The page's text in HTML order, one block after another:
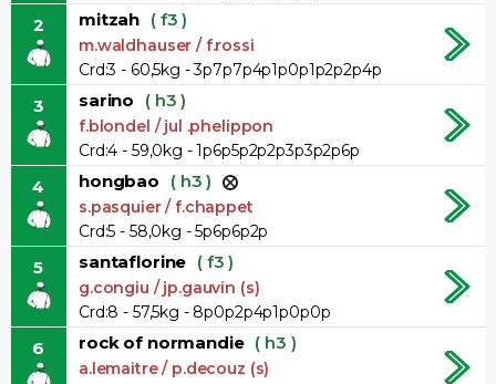
2 mitzah ( f3 )
m.waldhauser / f.rossi
Crd:3 - 60,5kg - 3p7p7p4p1p0p1p2p2p4p
3 sarino ( h3 )
f.blondel / jul .phelippon
Crd:4 - 59,0kg - 1p6p5p2p2p3p3p2p6p
4 hongbao ( h3 )
s.pasquier / f.chappet
Crd:5 - 58,0kg - 5p6p6p2p
5 santaflorine ( f3 )
g.congiu / jp.gauvin (s)
Crd:8 - 57,5kg - 8p0p2p4p1p0p0p
6 rock of normandie ( h3 )
a.lemaitre / p.decouz (s)